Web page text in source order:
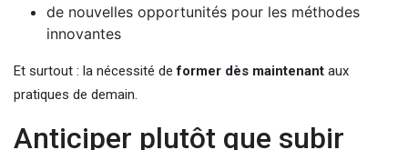
de nouvelles opportunités pour les méthodes
innovantes
Et surtout : la nécessité deformer dès maintenant aux
pratiques de demain.
Anticiper plutôt que subir